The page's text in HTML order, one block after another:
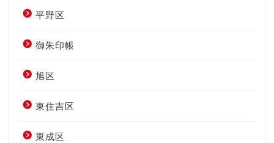
平野区
御朱印帳
旭区
東住吉区
東成区